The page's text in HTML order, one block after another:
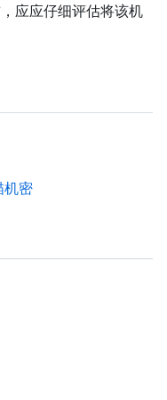
应应仔细评估将该机
机密